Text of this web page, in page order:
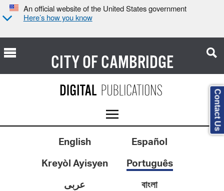
An official website of the United States government
Here’s how you know
CITY OFCAMBRIDGE
English
Español
Kreyòl Ayisyen
Português
عربى
বাংলা
Contact Us